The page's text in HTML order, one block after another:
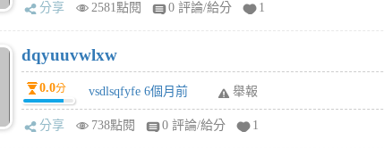
分享 2581點閱 0 評論/給分 1
dqyuuvwlxw
0.0分 vsdlsqfyfe 6個月前 舉報
分享 738點閱 0 評論/給分 1